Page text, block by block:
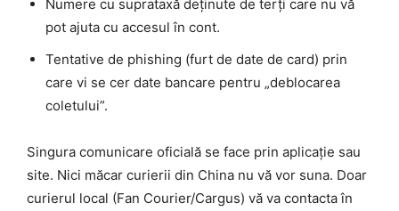
Numere cu suprataxă deținute de terți care nu vă
pot ajuta cu accesul în cont.
Tentative de phishing (furt de date de card) prin
care vi se cer date bancare pentru „deblocarea
coletului”.
Singura comunicare oficială se face prin aplicație sau
site. Nici măcar curierii din China nu vă vor suna. Doar
curierul local (Fan Courier/Cargus) vă va contacta în